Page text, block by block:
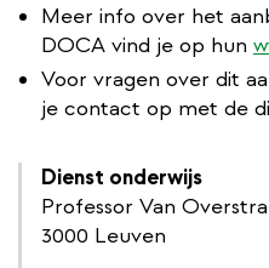
Meer info over het
DOCA vind je op hun
Voor vragen over dit
je contact op met de
Dienst onderwijs
Professor Van
3000 Leuven